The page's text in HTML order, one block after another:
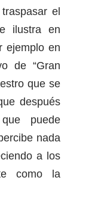
el
ilustra en
ejemplo en
de “Gran
que se
después
puede
nada
a los
como la